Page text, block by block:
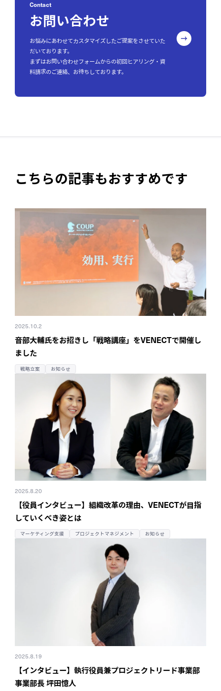
Contact
お問い合わせ
お悩みにあわせてカスタマイズしたご提案をさせていた
だいております。
まずはお問い合わせフォームからの初回ヒアリング・資
料請求のご連絡、お待ちしております。
こちらの記事もおすすめです
2025.10.2
音部大輔氏をお招きし「戦略講座」をVENECTで開催し
ました
戦略立案 お知らせ
2025.8.20
【役員インタビュー】組織改革の理由、 VENECTが目指
していくべき姿とは
マーケティング支援 プロジェクトマネジメント お知らせ
2025.8.19
【インタビュー】執行役員兼プロジェクトリード事業部
事業部長 坪田憶人